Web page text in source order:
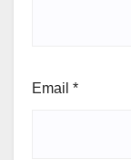
Email *